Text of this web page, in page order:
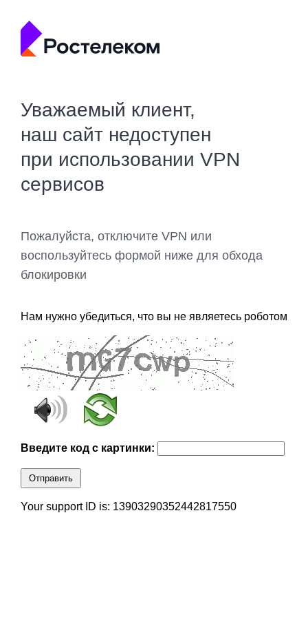
Уважаемый клиент,
наш сайт недоступен
при использовании VPN
сервисов
Пожалуйста, отключите VPN или
воспользуйтесь формой ниже для обхода
блокировки
Нам нужно убедиться, что вы не являетесь роботом
Введите код с картинки:
Отправить
Your support ID is: 13903290352442817550